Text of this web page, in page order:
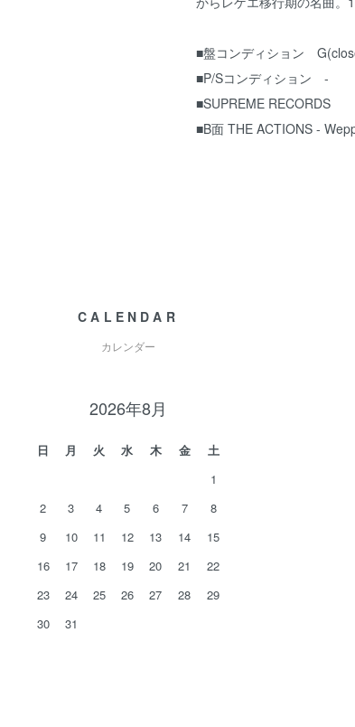
■盤コンディション
■P/Sコンディション -
■SUPREME RECORDS
■B面 THE ACTIONS -
CALENDAR
カレンダー
2026年8月
日 月 火 水 木 金
土
1
2
3 4 5 6 7
8
9
10 11 12 13 14
15
16
17 18 19 20 21
22
23
24 25 26 27 28
29
30
31